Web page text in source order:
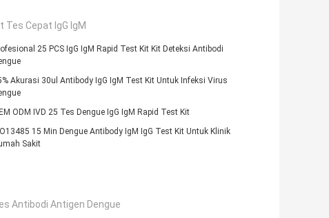
Tes Cepat IgG IgM
25 PCS IgG IgM Rapid Test Kit Kit Deteksi Antibodi
Akurasi 30ul Antibody IgG IgM Test Kit Untuk Infeksi Virus
ODM IVD 25 Tes Dengue IgG IgM Rapid Test Kit
15 Min Dengue Antibody IgM IgG Test Kit Untuk Klinik
Sakit
Antibodi Antigen Dengue